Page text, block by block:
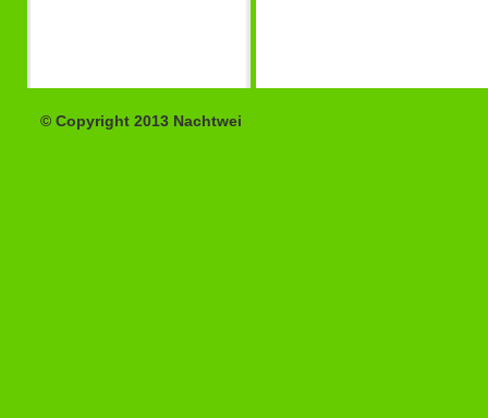
© Copyright 2013 Nachtwei